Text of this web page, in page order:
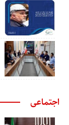
اجتماعی